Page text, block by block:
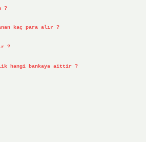
?
kaç para alır ?
?
hangi bankaya aittir ?